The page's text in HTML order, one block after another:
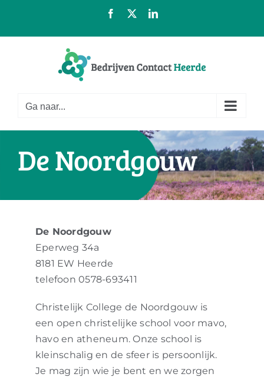
inhoud
Facebook LinkedIn
Ga naar...
De Noordgouw
De Noordgouw
Eperweg 34a
8181 EW Heerde
telefoon 0578-693411
Christelijk College de Noordgouw is
een open christelijke school voor mavo,
havo en atheneum. Onze school is
kleinschalig en de sfeer is persoonlijk.
Je mag zijn wie je bent en we zorgen